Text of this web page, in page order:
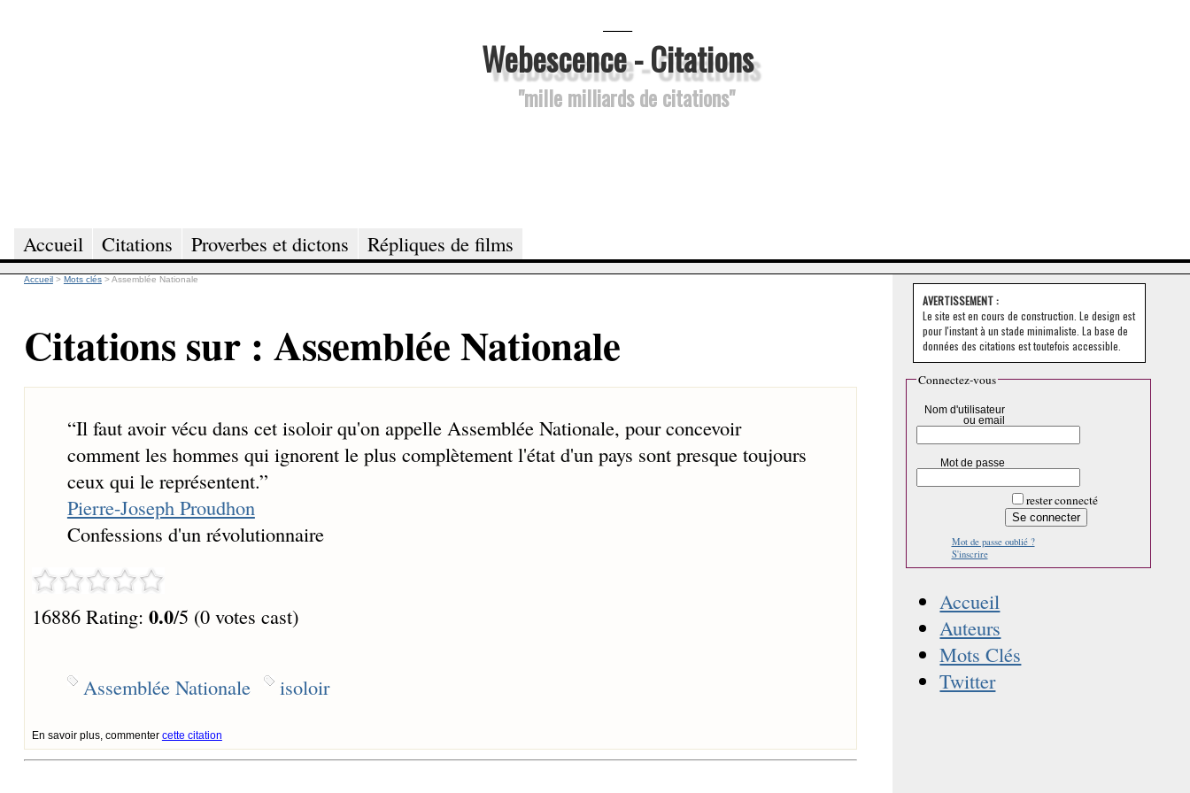
Webescence - Citations
"mille milliards de citations"
Accueil Citations Proverbes et dictons Répliques de films
Accueil > Mots clés >Assemblée Nationale
Citations sur : Assemblée Nationale
“Il faut avoir vécu dans cet isoloir qu'on appelle Assemblée Nationale, pour concevoir
comment les hommes qui ignorent le plus complètement l'état d'un pays sont presque toujours
ceux qui le représentent.”
Pierre-Joseph Proudhon
Confessions d'un révolutionnaire
16886 Rating: 0.0/5 (0 votes cast)
Assemblée Nationale isoloir
En savoir plus, commenter cette citation
AVERTISSEMENT :
Le site est en cours de construction. Le design est
pour l'instant à un stade minimaliste. La base de
données des citations est toutefois accessible.
Connectez-vous
Nom d'utilisateur
ou email
Mot de passe
rester connecté
Mot de passe oublié ?
S'inscrire
Accueil
Auteurs
Mots Clés
Twitter